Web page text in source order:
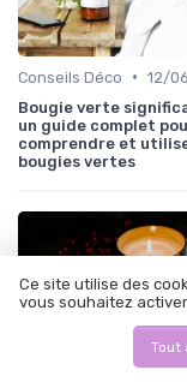
Conseils Déco • 12/
Bougie verte
un guide complet
comprendre et
bougies vertes
Ce site utilise des
vous souhaitez activer
Tout